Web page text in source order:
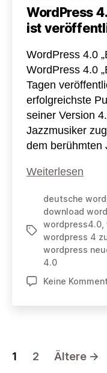
WordPress
ist
WordPress 4.0
WordPress 4.0
Tagen
erfolgreichste
seiner Version
Jazzmusiker
dem
Weiterlesen
mit
ist
Schlagwörter
deutsche
download
wordpress4.0
wordpress 4
wordpress
4.0
Keine
1 2 Ältere →